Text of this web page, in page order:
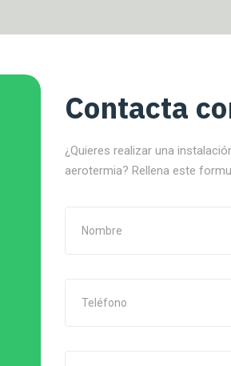
Contacta
¿Quieres realizar una
aerotermia? Rellena este